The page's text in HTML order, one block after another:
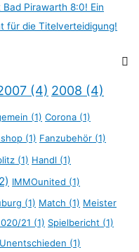
Pirawarth 8:0! Ein
für die Titelverteidigung!
(4) 2008 (4)
(1) Corona (1)
(1) Fanzubehör (1)
(1) Handl (1)
IMMOunited (1)
(1) Match (1) Meister
21 (1) Spielbericht (1)
Unentschieden (1)